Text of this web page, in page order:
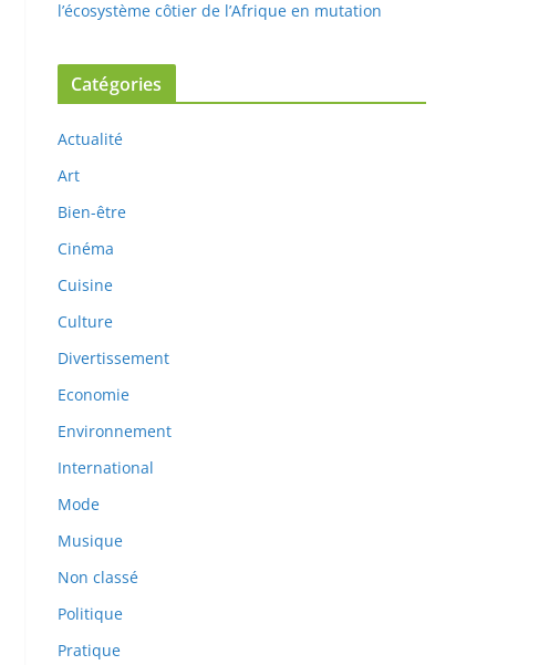
l’écosystème côtier de l’Afrique en mutation
Catégories
Actualité
Art
Bien-être
Cinéma
Cuisine
Culture
Divertissement
Economie
Environnement
International
Mode
Musique
Non classé
Politique
Pratique